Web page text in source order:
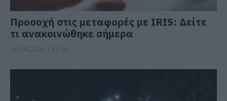
Προσοχή στις μεταφορές με IRIS: Δείτε
τι ανακοινώθηκε σήμερα